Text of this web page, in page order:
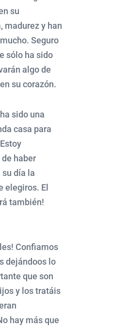
su
madurez y han
Seguro
sólo ha sido
algo de
su corazón.
sido una
casa para
haber
día la
elegiros. El
también!
Confiamos
dejándoos lo
que son
y los tratáis
hay más que